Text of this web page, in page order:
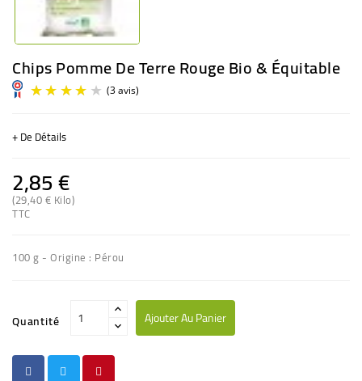
Chips Pomme De Terre Rouge Bio & Équitable
+ De Détails
2,85 €
(29,40 € Kilo)
TTC
100 g - Origine : Pérou
Quantité Ajouter Au Panier